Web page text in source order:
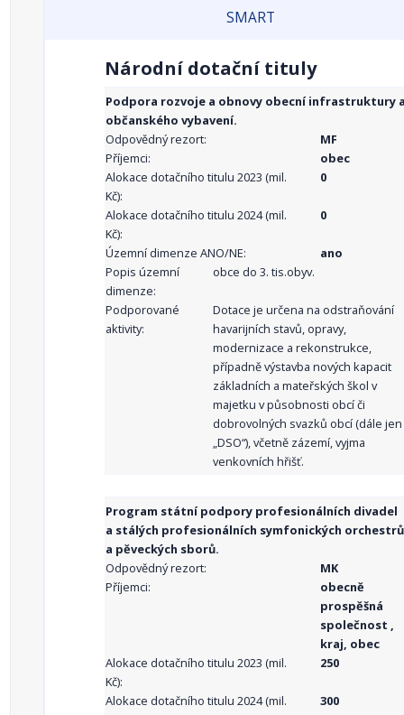
SMART
Národní dotační tituly
Podpora rozvoje a obnovy obecní infrastruktury
občanského vybavení.
Odpovědný rezort:
MF
Příjemci:
obec
Alokace dotačního titulu 2023 (mil.
Kč):
0
Alokace dotačního titulu 2024 (mil.
Kč):
0
Územní dimenze ANO/NE:
ano
Popis územní
dimenze:
obce do 3. tis.obyv.
Podporované
aktivity:
Dotace je určena na odstraňování
havarijních stavů, opravy,
modernizace a rekonstrukce,
případně výstavba nových kapacit
základních a mateřských škol v
majetku v působnosti obcí či
dobrovolných svazků obcí (dále jen
„DSO“), včetně zázemí, vyjma
venkovních hřišť.
Program státní podpory profesionálních divadel
a stálých profesionálních symfonických orchestrů
a pěveckých sborů.
Odpovědný rezort:
MK
Příjemci:
obecně
prospěšná
společnost ,
kraj, obec
Alokace dotačního titulu 2023 (mil.
Kč):
250
Alokace dotačního titulu 2024 (mil.
300